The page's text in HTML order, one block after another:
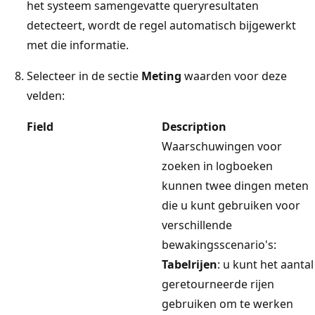
het systeem samengevatte queryresultaten
detecteert, wordt de regel automatisch bijgewerkt
met die informatie.
Selecteer in de sectie Meting waarden voor deze
velden:
Field
Description
Waarschuwingen voor
zoeken in logboeken
kunnen twee dingen meten
die u kunt gebruiken voor
verschillende
bewakingsscenario's:
Tabelrijen: u kunt het aantal
geretourneerde rijen
gebruiken om te werken